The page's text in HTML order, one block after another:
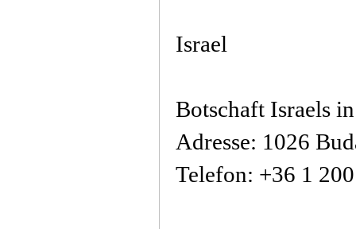
Israel
Botschaft Israels
Adresse: 1026
Telefon: +36 1